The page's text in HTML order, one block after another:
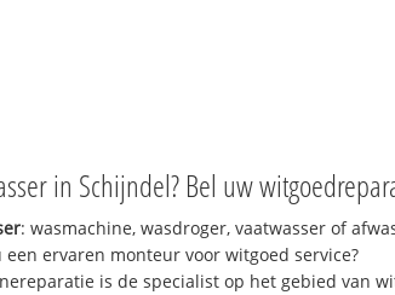
in Schijndel? Bel uw
: wasmachine, wasdroger, vaatwasser of
een ervaren monteur voor witgoed service?
is de specialist op het gebied van